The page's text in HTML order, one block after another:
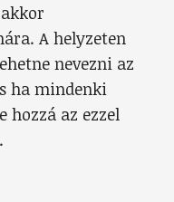
A helyzeten
nevezni az
ha mindenki
hozzá az ezzel